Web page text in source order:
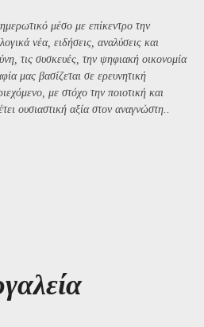
μέσο με επίκεντρο την
νέα, ειδήσεις, αναλύσεις και
τις συσκευές, την ψηφιακή οικονομία
μας βασίζεται σε ερευνητική
με στόχο την ποιοτική και
ουσιαστική αξία στον αναγνώστη..